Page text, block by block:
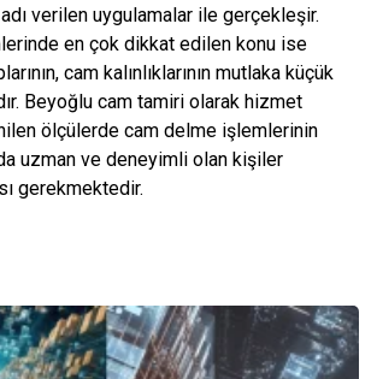
adı verilen uygulamalar ile gerçekleşir.
en çok dikkat edilen konu ise
cam kalınlıklarının mutlaka küçük
Beyoğlu cam tamiri olarak hizmet
ölçülerde cam delme işlemlerinin
uzman ve deneyimli olan kişiler
gerekmektedir.